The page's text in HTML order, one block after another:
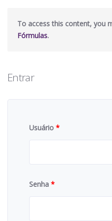
To access this content, you
Fórmulas.
Entrar
Usuário *
Senha *